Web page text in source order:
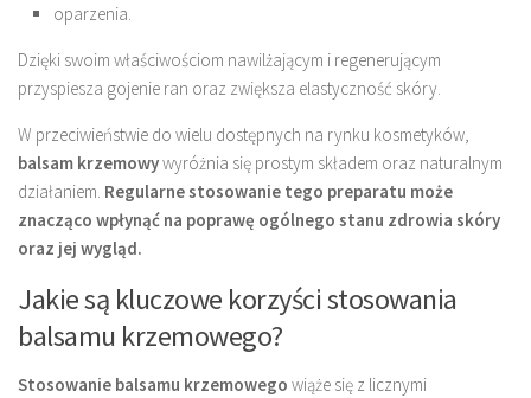
oparzenia.
Dzięki swoim właściwościom nawilżającym i regenerującym
przyspiesza gojenie ran oraz zwiększa elastyczność skóry.
W przeciwieństwie do wielu dostępnych na rynku kosmetyków,
balsam krzemowywyróżnia się prostym składem oraz naturalnym
działaniem. Regularne stosowanie tego preparatu może
znacząco wpłynąć na poprawę ogólnego stanu zdrowia skóry
oraz jej wygląd.
Jakie są kluczowe korzyści stosowania
balsamu krzemowego?
Stosowanie balsamu krzemowego wiąże się z licznymi